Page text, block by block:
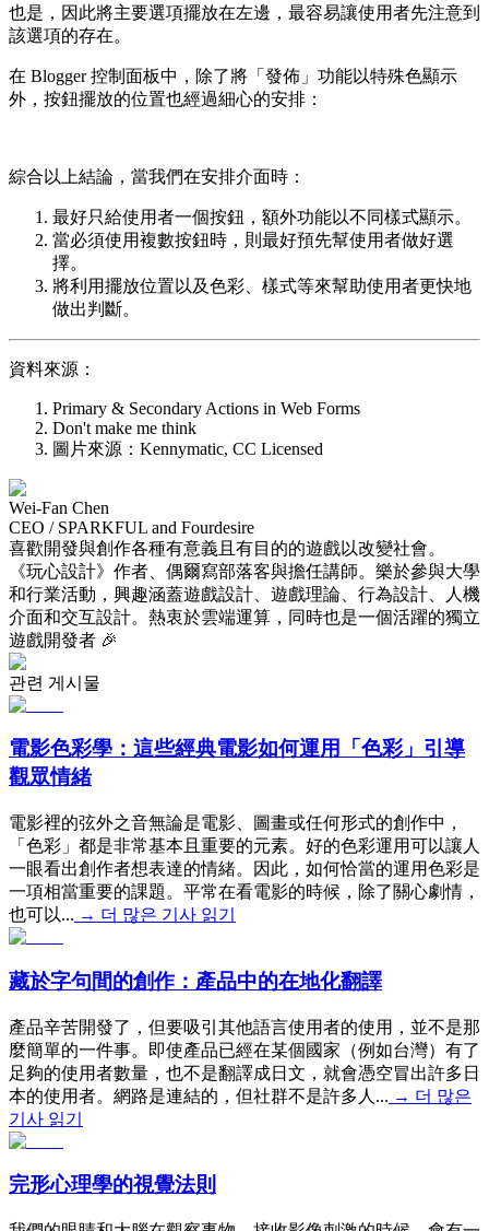
也是，因此將主要選項擺放在左邊，最容易讓使用者先注意到
該選項的存在。
在 Blogger 控制面板中，除了將「發佈」功能以特殊色顯示
外，按鈕擺放的位置也經過細心的安排：
綜合以上結論，當我們在安排介面時：
最好只給使用者一個按鈕，額外功能以不同樣式顯示。
當必須使用複數按鈕時，則最好預先幫使用者做好選
擇。
將利用擺放位置以及色彩、樣式等來幫助使用者更快地
做出判斷。
資料來源：
Primary & Secondary Actions in Web Forms
Don't make me think
圖片來源：Kennymatic, CC Licensed
Wei-Fan Chen
CEO / SPARKFUL and Fourdesire
喜歡開發與創作各種有意義且有目的的遊戲以改變社會。
《玩心設計》作者、偶爾寫部落客與擔任講師。樂於參與大學
和行業活動，興趣涵蓋遊戲設計、遊戲理論、行為設計、人機
介面和交互設計。熱衷於雲端運算，同時也是一個活躍的獨立
遊戲開發者 🎉
관련 게시물
電影色彩學：這些經典電影如何運用「色彩」引導
觀眾情緒
電影裡的弦外之音無論是電影、圖畫或任何形式的創作中，
「色彩」都是非常基本且重要的元素。好的色彩運用可以讓人
一眼看出創作者想表達的情緒。因此，如何恰當的運用色彩是
一項相當重要的課題。平常在看電影的時候，除了關心劇情，
也可以... → 더 많은 기사 읽기
藏於字句間的創作：產品中的在地化翻譯
產品辛苦開發了，但要吸引其他語言使用者的使用，並不是那
麼簡單的一件事。即使產品已經在某個國家（例如台灣）有了
足夠的使用者數量，也不是翻譯成日文，就會憑空冒出許多日
本的使用者。網路是連結的，但社群不是許多人... → 더 많은
기사 읽기
完形心理學的視覺法則